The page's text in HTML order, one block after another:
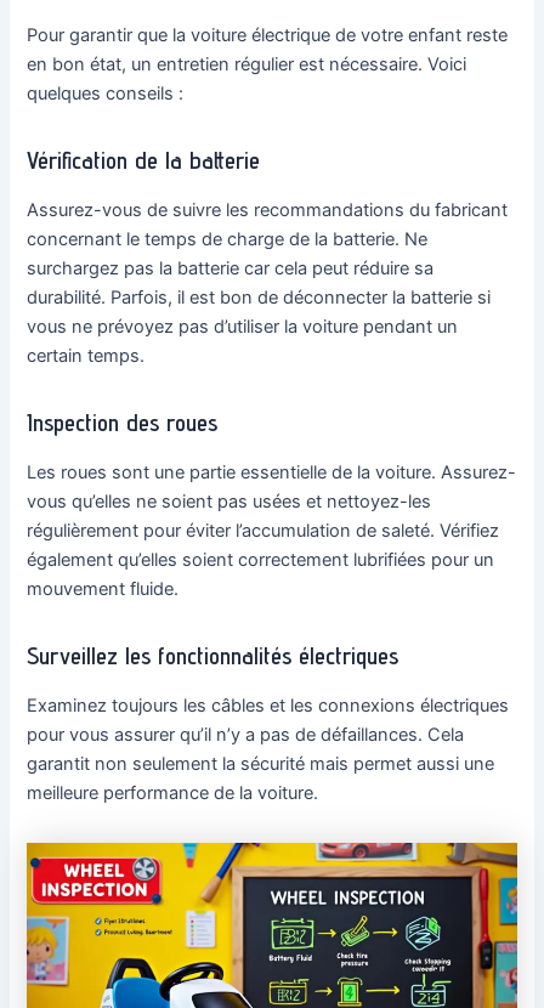
Pour garantir que la voiture électrique de votre enfant reste
en bon état, un entretien régulier est nécessaire. Voici
quelques conseils :
Vérification de la batterie
Assurez-vous de suivre les recommandations du fabricant
concernant le temps de charge de la batterie. Ne
surchargez pas la batterie car cela peut réduire sa
durabilité. Parfois, il est bon de déconnecter la batterie si
vous ne prévoyez pas d’utiliser la voiture pendant un
certain temps.
Inspection des roues
Les roues sont une partie essentielle de la voiture. Assurez-
vous qu’elles ne soient pas usées et nettoyez-les
régulièrement pour éviter l’accumulation de saleté. Vérifiez
également qu’elles soient correctement lubrifiées pour un
mouvement fluide.
Surveillez les fonctionnalités électriques
Examinez toujours les câbles et les connexions électriques
pour vous assurer qu’il n’y a pas de défaillances. Cela
garantit non seulement la sécurité mais permet aussi une
meilleure performance de la voiture.